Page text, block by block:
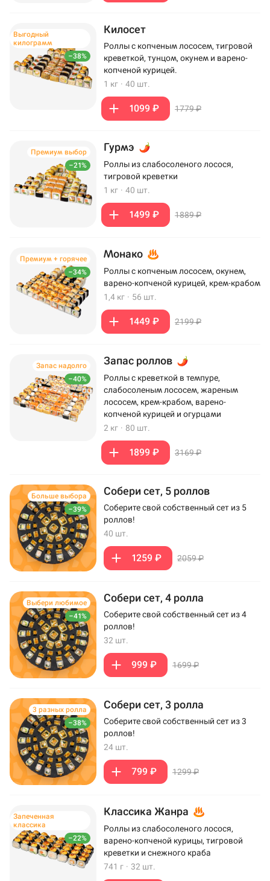
–38%
Выгодный
килограмм
Килосет
Роллы с копченым лососем, тигровой
креветкой, тунцом, окунем и варено-
копченой курицей.
1 кг · 40 шт.
1099 ₽ 1779 ₽
–21%
Премиум выбор Гурмэ
Роллы из слабосоленого лосося,
тигровой креветки
1 кг · 40 шт.
1499 ₽ 1889 ₽
–34%
Премиум + горячее Монако
Роллы с копченым лососем, окунем,
варено-копченой курицей, крем-крабом
1,4 кг · 56 шт.
1449 ₽ 2199 ₽
–40%
Запас надолго Запас роллов
Роллы с креветкой в темпуре,
слабосоленым лососем, жареным
лососем, крем-крабом, варено-
копченой курицей и огурцами
2 кг · 80 шт.
1899 ₽ 3169 ₽
–39%
Больше выбора Собери сет, 5 роллов
Соберите свой собственный сет из 5
роллов!
40 шт.
1259 ₽ 2059 ₽
–41%
Выбери любимое Собери сет, 4 ролла
Соберите свой собственный сет из 4
роллов!
32 шт.
999 ₽ 1699 ₽
–38%
3 разных ролла Собери сет, 3 ролла
Соберите свой собственный сет из 3
роллов!
24 шт.
799 ₽ 1299 ₽
–22%
Запеченная
классика
Классика Жанра
Роллы из слабосоленого лосося,
варено-копченой курицы, тигровой
креветки и снежного краба
741 г · 32 шт.